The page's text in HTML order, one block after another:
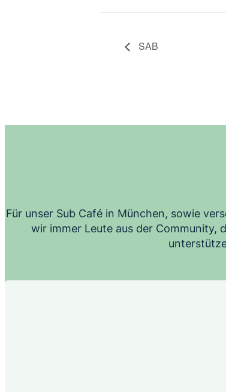
SAB
Für unser Sub Café in München, sowie
wir immer Leute aus der Community,